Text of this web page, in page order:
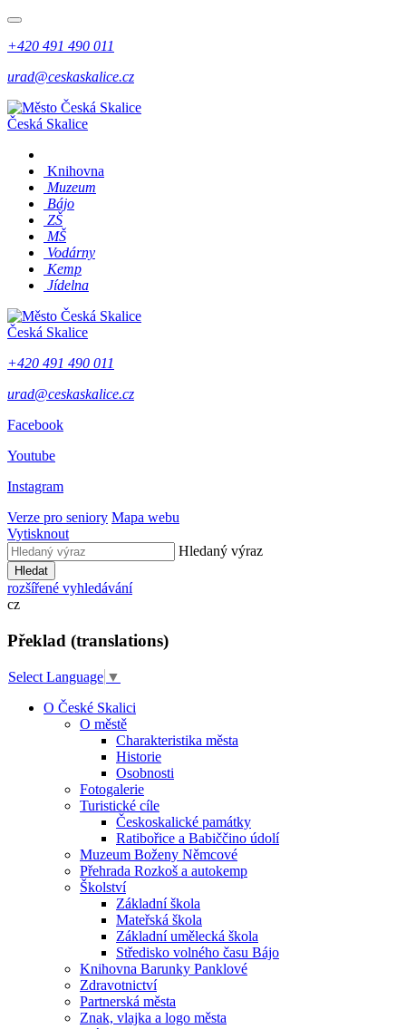
+420 491 490 011
urad@ceskaskalice.cz
Česká Skalice
Knihovna
Muzeum
Bájo
ZŠ
MŠ
Vodárny
Kemp
Jídelna
Česká Skalice
+420 491 490 011
urad@ceskaskalice.cz
Facebook
Youtube
Instagram
Verze pro seniory Mapa webu
Vytisknout
Hledaný výraz
Hledat
rozšířené vyhledávání
cz
Překlad (translations)
Select Language ▼
O České Skalici
O městě
Charakteristika města
Historie
Osobnosti
Fotogalerie
Turistické cíle
Českoskalické památky
Ratibořice a Babiččino údolí
Muzeum Boženy Němcové
Přehrada Rozkoš a autokemp
Školství
Základní škola
Mateřská škola
Základní umělecká škola
Středisko volného času Bájo
Knihovna Barunky Panklové
Zdravotnictví
Partnerská města
Znak, vlajka a logo města